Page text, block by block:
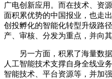
广电创新应用。而在技术、资
面积累优势的中国报业，也走
创投孵化的智能化转型升级路
产、审核、分发为重点，并向
另一方面，积累了海量数据
人工智能技术支撑自身全线业
智能技术、平台资源等，并加